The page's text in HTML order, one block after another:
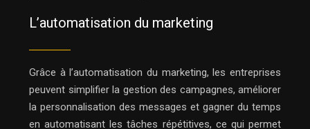
L’automatisation du marketing
Grâce à l’automatisation du marketing, les entreprises
peuvent simplifier la gestion des campagnes, améliorer
la personnalisation des messages et gagner du temps
en automatisant les tâches répétitives, ce qui permet